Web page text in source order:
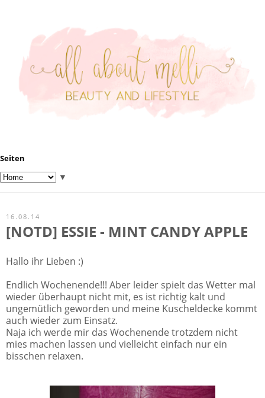
Seiten
▼
16.08.14
[NOTD] ESSIE - MINT CANDY APPLE
Hallo ihr Lieben :)
Endlich Wochenende!!! Aber leider spielt das Wetter mal
wieder überhaupt nicht mit, es ist richtig kalt und
ungemütlich geworden und meine Kuscheldecke kommt
auch wieder zum Einsatz.
Naja ich werde mir das Wochenende trotzdem nicht
mies machen lassen und vielleicht einfach nur ein
bisschen relaxen.